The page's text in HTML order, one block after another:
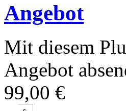
Angebot
Mit diesem
Angebot
99,00 €